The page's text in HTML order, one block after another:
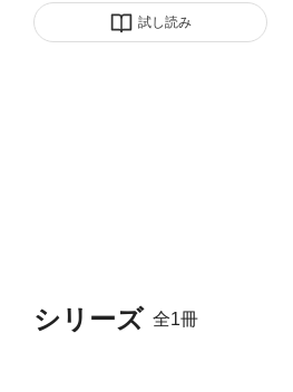
試し読み
シリーズ 全1冊